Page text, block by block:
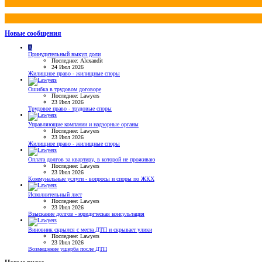
Новые сообщения
A
Принудительный выкуп доли
Последнее: Alexandit
24 Июл 2026
Жилищное право - жилищные споры
Ошибка в трудовом договоре
Последнее: Lawyers
23 Июл 2026
Трудовое право - трудовые споры
Управляющие компании и надзорные органы
Последнее: Lawyers
23 Июл 2026
Жилищное право - жилищные споры
Оплата долгов за квартиру, в которой не проживаю
Последнее: Lawyers
23 Июл 2026
Коммунальные услуги - вопросы и споры по ЖКХ
Исполнительный лист
Последнее: Lawyers
23 Июл 2026
Взыскание долгов - юридическая консультация
Виновник скрылся с места ДТП и скрывает улики
Последнее: Lawyers
23 Июл 2026
Возмещение ущерба после ДТП